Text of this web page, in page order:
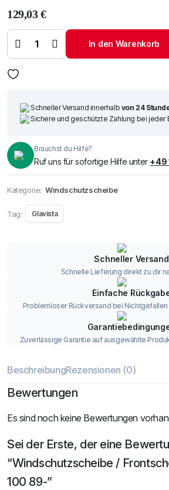
129,03€
Windschutzscheibe
/ Frontscheibe
Merc. MB 100 89-
Menge
In den Warenkorb
Schneller Versand innerhalb von 24
Sichere und geschützte Zahlung bei jeder
Brauchst du Hilfe?
Ruf uns für sofortige Hilfe unter +49
Kategorie: Windschutzscheibe
Tag: Glavista
Schneller Versand
Schnelle Lieferung direkt zu dir
Einfache
Problemloser Rückversand bei
Zuverlässige Garantie auf ausgewählte
BeschreibungRezensionen (0)
Bewertungen
Es sind noch keine Bewertungen
Sei der Erste, der eine
“Windschutzscheibe /
100 89-”